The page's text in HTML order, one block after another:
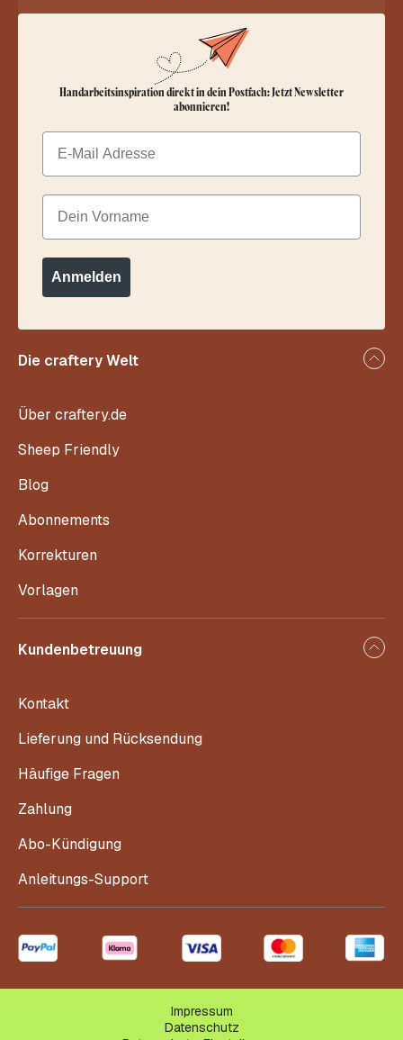
Die craftery Welt
Über craftery.de
Sheep Friendly
Blog
Abonnements
Korrekturen
Vorlagen
Kundenbetreuung
Kontakt
Lieferung und Rücksendung
Häufige Fragen
Zahlung
Abo-Kündigung
Anleitungs-Support
Handarbeitsinspiration direkt in dein Postfach: Jetzt Newsletter
abonnieren!
Email
Dein Vorname
Anmelden
Impressum
Datenschutz